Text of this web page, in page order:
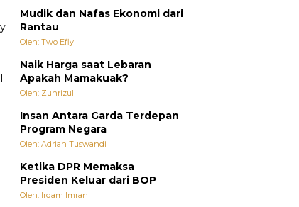
Mudik dan Nafas Ekonomi dari
Rantau
Oleh: Two Efly
Naik Harga saat Lebaran
Apakah Mamakuak?
Oleh: Zuhrizul
Insan Antara Garda Terdepan
Program Negara
Oleh: Adrian Tuswandi
Ketika DPR Memaksa
Presiden Keluar dari BOP
Oleh: Irdam Imran